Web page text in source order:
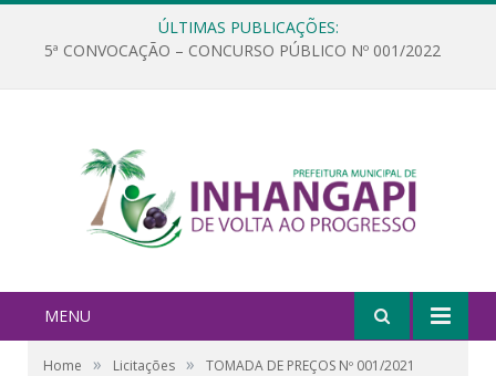
ÚLTIMAS PUBLICAÇÕES:
5ª CONVOCAÇÃO – CONCURSO PÚBLICO Nº 001/2022
MENU
Home » Licitações »
TOMADA DE PREÇOS Nº 001/2021